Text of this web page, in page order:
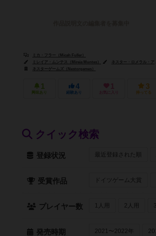
ミカ・フラー（Micah Fuller）
ミレイア・ムンテス（Mireia Muntes）
ネスター・ロメラル・アンドレス（Néstor Romeral Andrés）
ネスターゲームズ（Nestorgames）
1
興味あり
4
経験あり
1
お気に入り
3
持ってる
クイック検索
登録状況 最近登録された順
受賞作品 ドイツゲーム大賞
プレイヤー数 1人用 2人用
発売時期 2021〜2022年